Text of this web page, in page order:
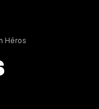
Héros